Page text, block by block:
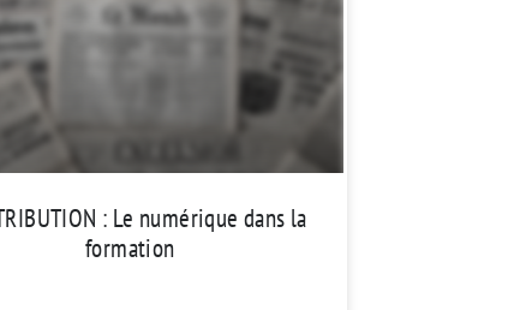
: Le numérique dans la
formation